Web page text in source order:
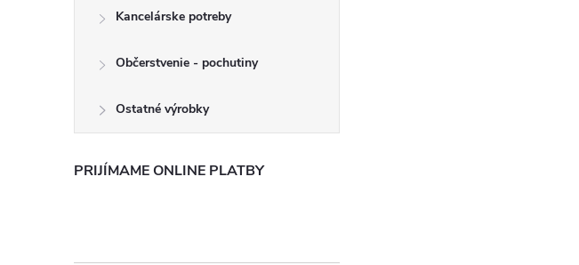
Kancelárske potreby
Občerstvenie - pochutiny
Ostatné výrobky
PRIJÍMAME ONLINE PLATBY